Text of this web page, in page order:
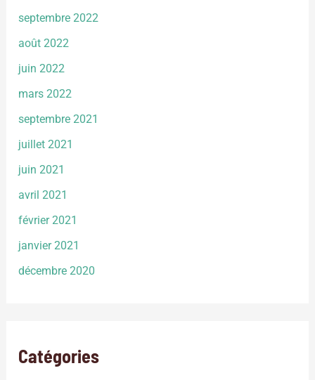
septembre 2022
août 2022
juin 2022
mars 2022
septembre 2021
juillet 2021
juin 2021
avril 2021
février 2021
janvier 2021
décembre 2020
Catégories